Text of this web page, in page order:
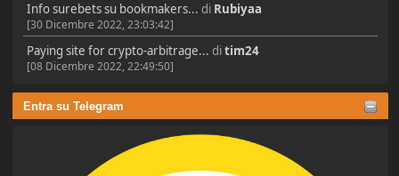
Info surebets su bookmakers... di Rubiyaa
[30 Dicembre 2022, 23:03:42]
Paying site for crypto-arbitrage... ditim24
[08 Dicembre 2022, 22:49:50]
Entra su Telegram